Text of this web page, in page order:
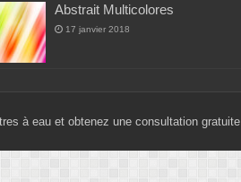
Abstrait Multicolores
17 janvier 2018
à eauet obtenez une consultation gratuite.